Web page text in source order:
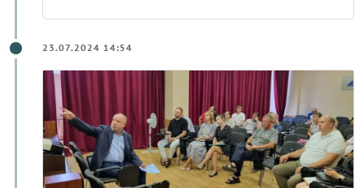
23.07.2024 14:54